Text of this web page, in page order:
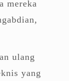
mereka
ulang
yang